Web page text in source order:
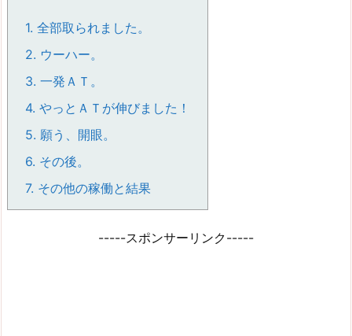
1. 全部取られました。
2. ウーハー。
3. 一発ＡＴ。
4. やっとＡＴが伸びました！
5. 願う、開眼。
6. その後。
7. その他の稼働と結果
-----スポンサーリンク-----